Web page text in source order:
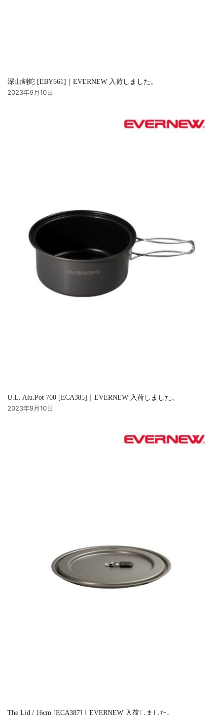
深山剣鉈 [EBY661]｜EVERNEW 入荷しました。
2023年9月10日
U.L. Alu.Pot 700 [ECA385]｜EVERNEW 入荷しました。
2023年9月10日
The Lid / 16cm [ECA387]｜EVERNEW 入荷しました。